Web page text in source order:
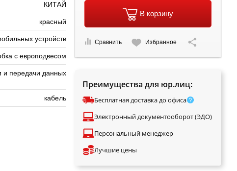
КИТАЙ
красный
устройств
с европодвесом
и передачи данных
кабель
В корзину
Сравнить Избранное
Преимущества для юр.лиц:
Бесплатная доставка до офиса
Электронный документооборот (ЭДО)
Персональный менеджер
Лучшие цены